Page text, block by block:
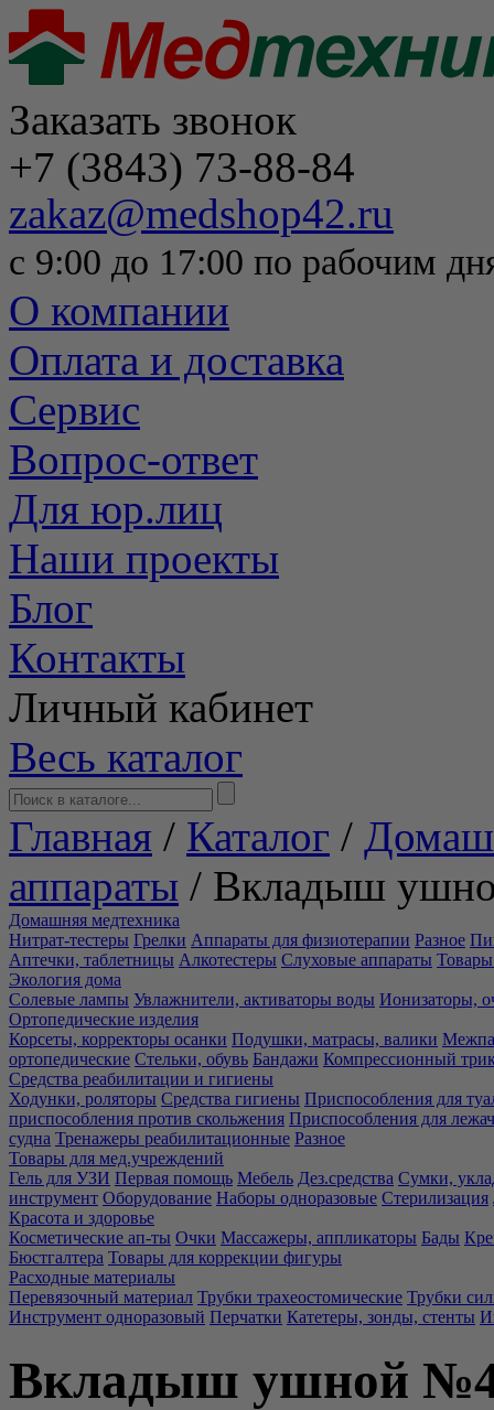
Заказать звонок
+7 (3843) 73-88-84
zakaz@medshop42.ru
с 9:00 до 17:00 по рабочим
О компании
Оплата и доставка
Сервис
Вопрос-ответ
Для юр.лиц
Наши проекты
Блог
Контакты
Личный кабинет
Весь каталог
Главная / Каталог /
аппараты / Вкладыш
Домашняя медтехника
Нитрат-тестеры Грелки Аппараты для физиотерапии Разное
Аптечки, таблетницы Алкотестеры Слуховые аппараты Товары
Экология дома
Солевые лампы Увлажнители, активаторы воды Ионизаторы,
Ортопедические изделия
Корсеты, корректоры осанки Подушки, матрасы, валики
ортопедические Стельки, обувь Бандажи Компрессионный
Средства реабилитации и гигиены
Ходунки, роляторы Средства гигиены Приспособления для
приспособления против скольжения Приспособления для
судна Тренажеры реабилитационные Разное
Товары для мед.учреждений
Гель для УЗИ Первая помощь Мебель Дез.средства Сумки,
инструмент Оборудование Наборы одноразовые Стерилизация
Красота и здоровье
Косметические ап-ты Очки Массажеры, аппликаторы Бады
Бюстгалтера Товары для коррекции фигуры
Расходные материалы
Перевязочный материал Трубки трахеостомические Трубки
Инструмент одноразовый Перчатки Катетеры, зонды, стенты
Вкладыш ушной